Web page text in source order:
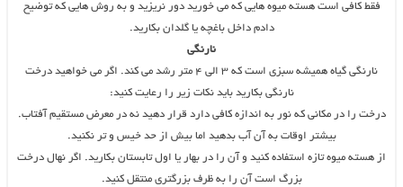
فقط کافی است هسته میوه هایی که می خورید دور نریزید و به روش هایی که توضیح
دادم داخل باغچه یا گلدان بکارید.
نارنگی
نارنگی گیاه همیشه سبزی است که ۳ الی ۴ متر رشد می کند. اگر می خواهید درخت
نارنگی بکارید باید نکات زیر را رعایت کنید:
درخت را در مکانی که نور به اندازه کافی دارد قرار دهید نه در معرض مستقیم آفتاب.
بیشتر اوقات به آن آب بدهید اما بیش از حد خیس و تر نکنید.
از هسته میوه تازه استفاده کنید و آن را در بهار یا اول تابستان بکارید. اگر نهال درخت
بزرگ است آن را به ظرف بزرگتری منتقل کنید.